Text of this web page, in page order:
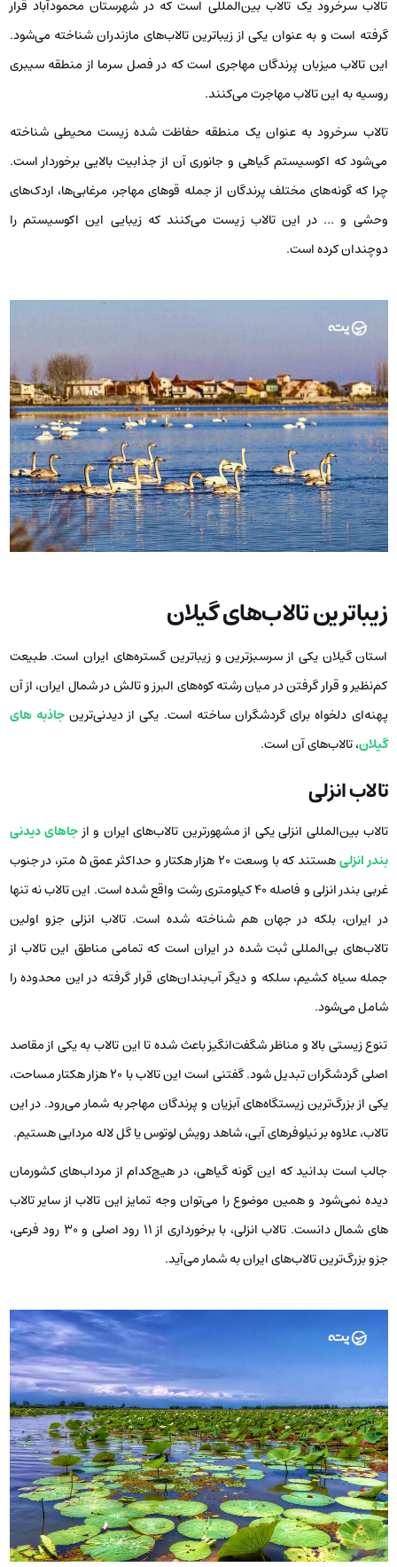
تالاب سرخرود یک تالاب بین‌المللی است که در شهرستان محمودآباد قرار
گرفته است و به عنوان یکی از زیباترین تالاب‌های مازندران شناخته می‌شود.
این تالاب میزبان پرندگان مهاجری است که در فصل سرما از منطقه سیبری
روسیه به این تالاب مهاجرت می‌کنند.
تالاب سرخرود به عنوان یک منطقه حفاظت ‌شده زیست محیطی شناخته
می‌شود که اکوسیستم گیاهی و جانوری آن از جذابیت بالایی برخوردار است.
چرا که گونه‌های مختلف پرندگان از جمله قوهای مهاجر، مرغابی‌ها، اردک‌های
وحشی و … در این تالاب زیست می‌کنند که زیبایی این اکوسیستم را
دوچندان کرده است.
زیباترین تالاب‌های گیلان
استان گیلان یکی از سرسبزترین و زیباترین گستره‌های ایران است. طبیعت
کم‌نظیر و قرار گرفتن در میان رشته‌ کوه‌های البرز و تالش در شمال ایران، از آن
پهنه‌ای دلخواه برای گردشگران ساخته است. یکی از دیدنی‌ترینجاذبه های
گیلان، تالاب‌های آن است.
تالاب انزلی
تالاب بین‌المللی انزلی یکی از مشهورترین تالاب‌های ایران و از جاهای دیدنی
بندر انزلی
هستند که با وسعت 20 هزار هکتار و حداکثر عمق 5 متر، در جنوب
غربی بندر انزلی و فاصله 40 کیلومتری رشت واقع شده است. این تالاب نه تنها
در ایران، بلکه در جهان هم شناخته شده است. تالاب انزلی جزو اولین
تالاب‌های بی‌المللی ثبت شده در ایران است که تمامی مناطق این تالاب از
جمله سیاه کشیم، سلکه و دیگر آب‌بندان‌های قرار گرفته در این محدوده را
شامل می‌شود.
تنوع زیستی بالا و مناظر شگفت‌انگیز باعث شده تا این تالاب به یکی از مقاصد
اصلی گردشگران تبدیل شود. گفتنی است این تالاب با 20 هزار هکتار مساحت،
یکی از بزرگ‌ترین زیستگاه‌های آبزیان و پرندگان مهاجر به شمار می‌رود. در این
تالاب، علاوه بر نیلوفرهای آبی، شاهد رویش لوتوس یا گل لاله مردابی هستیم.
جالب است بدانید که این گونه گیاهی، در هیچ‌کدام از مرداب‌های کشورمان
دیده نمی‌شود و همین موضوع را می‌توان وجه تمایز این تالاب از سایر تالاب
های شمال دانست. تالاب انزلی، با برخورداری از 11 رود اصلی و 30 رود فرعی،
جزو بزرگ‌ترین تالاب‌های ایران به شمار می‌آید.